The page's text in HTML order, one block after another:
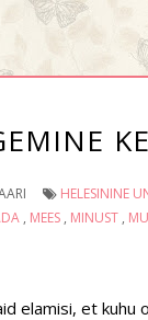
HELESININE
, MEES, MINUST,
elamisi, et